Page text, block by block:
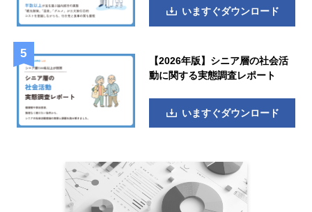
いますぐダウンロード
【2026年版】シニア層の社会活
動に関する実態調査レポート
いますぐダウンロード